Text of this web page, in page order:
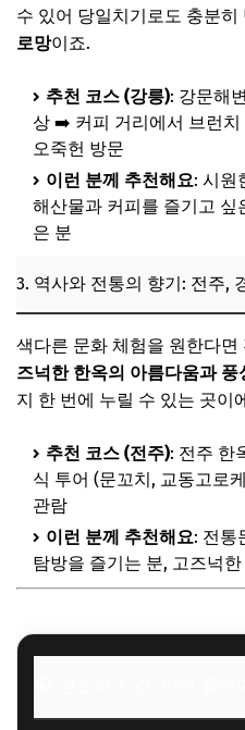
수 있어 당일치기로도 충분히
로망이죠.
추천 코스 (강릉): 강문해
상 ➡️ 커피 거리에서 브런
오죽헌 방문
이런 분께 추천해요: 시원
해산물과 커피를 즐기고 싶
은 분
3. 역사와 전통의 향기: 전주,
색다른 문화 체험을 원한다
즈넉한 한옥의 아름다움과
지 한 번에 누릴 수 있는 곳이
추천 코스 (전주): 전주 한
식 투어 (문꼬치, 교동고로
관람
이런 분께 추천해요: 전통
탐방을 즐기는 분, 고즈넉